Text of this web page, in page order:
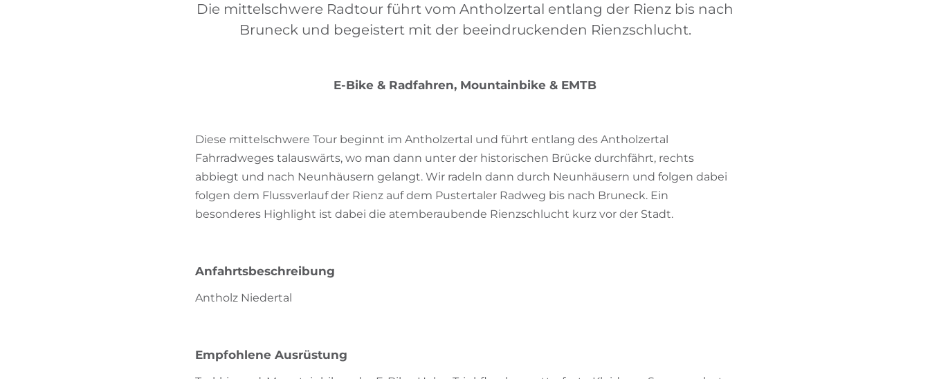
Die mittelschwere Radtour führt vom Antholzertal entlang der Rienz bis nach
Bruneck und begeistert mit der beeindruckenden Rienzschlucht.
E-Bike & Radfahren, Mountainbike & EMTB
Diese mittelschwere Tour beginnt im Antholzertal und führt entlang des Antholzertal
Fahrradweges talauswärts, wo man dann unter der historischen Brücke durchfährt, rechts
abbiegt und nach Neunhäusern gelangt. Wir radeln dann durch Neunhäusern und folgen dabei
folgen dem Flussverlauf der Rienz auf dem Pustertaler Radweg bis nach Bruneck. Ein
besonderes Highlight ist dabei die atemberaubende Rienzschlucht kurz vor der Stadt.
Anfahrtsbeschreibung
Antholz Niedertal
Empfohlene Ausrüstung